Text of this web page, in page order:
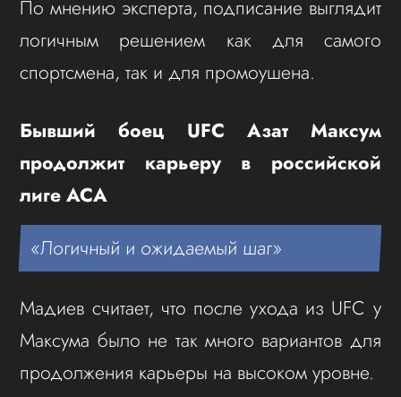
По мнению эксперта, подписание выглядит
логичным решением как для самого
спортсмена, так и для промоушена.
Бывший боец UFC Азат Максум
продолжит карьеру в российской
лиге ACA
«Логичный и ожидаемый шаг»
Мадиев считает, что после ухода из UFC у
Максума было не так много вариантов для
продолжения карьеры на высоком уровне.